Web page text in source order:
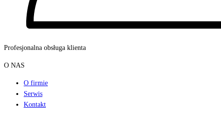
Profesjonalna obsługa klienta
O NAS
O firmie
Serwis
Kontakt